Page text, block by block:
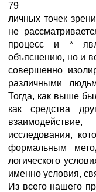
79
личных точек
не
процесс и *
объяснению, но и
совершенно
различными
Тогда, как выше
как средства
исследования,
формальным
логического
именно условия,
Из всего нашего